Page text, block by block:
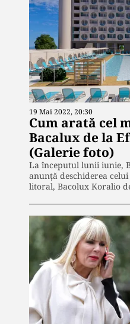
19 Mai 2022, 20:30
Cum arată cel
Bacalux de la
(Galerie foto)
La începutul lunii iunie,
anunță deschiderea
litoral, Bacolux Koralio